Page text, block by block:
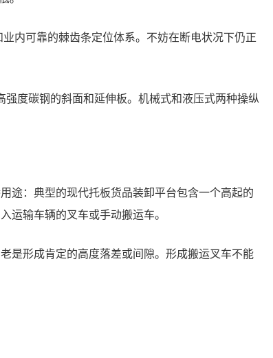
内可靠的棘齿条定位体系。不妨在断电状况下仍正
度碳钢的斜面和延伸板。机械式和液压式两种操纵
途：典型的现代托板货品装卸平台包含一个高起的
运输车辆的叉车或手动搬运车。
是形成肯定的高度落差或间隙。形成搬运叉车不能